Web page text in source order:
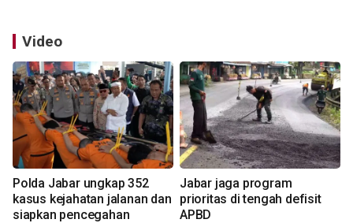
Video
Polda Jabar ungkap 352
kasus kejahatan jalanan dan
siapkan pencegahan
Jabar jaga program
prioritas di tengah defisit
APBD